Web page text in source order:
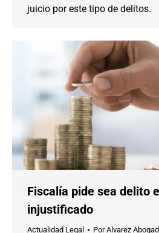
juicio por este tipo de delitos.
Fiscalía pide sea delito
injustificado
Actualidad Legal PorAlvarez